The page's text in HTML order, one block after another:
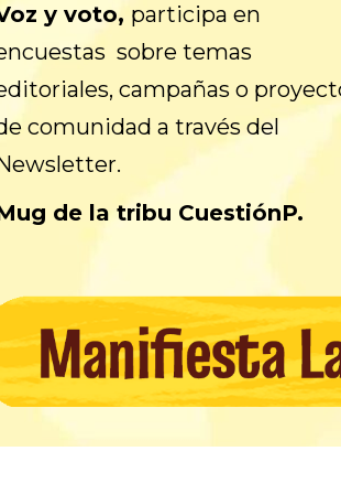
y voto, participa en
sobre temas
campañas o
comunidad a través del
de la tribu CuestiónP.